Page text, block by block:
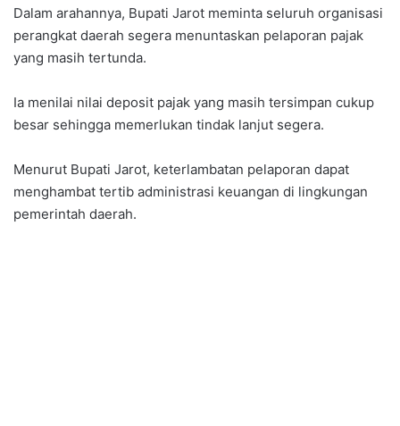
Dalam arahannya, Bupati Jarot meminta seluruh organisasi
perangkat daerah segera menuntaskan pelaporan pajak
yang masih tertunda.
Ia menilai nilai deposit pajak yang masih tersimpan cukup
besar sehingga memerlukan tindak lanjut segera.
Menurut Bupati Jarot, keterlambatan pelaporan dapat
menghambat tertib administrasi keuangan di lingkungan
pemerintah daerah.